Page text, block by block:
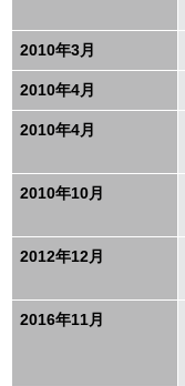
2010年3月
2010年4月
2010年4月
2010年10月
2012年12月
2016年11月